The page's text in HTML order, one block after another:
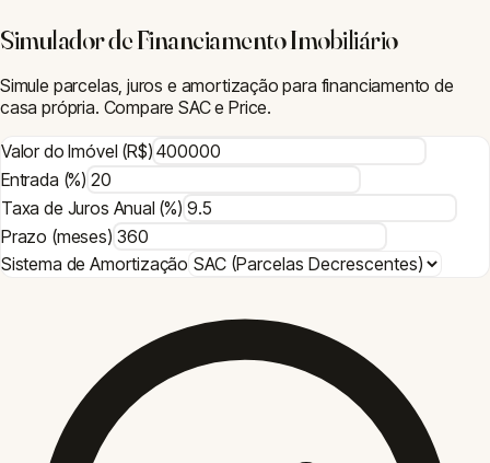
Simulador de Financiamento Imobiliário
Simule parcelas, juros e amortização para financiamento de
casa própria. Compare SAC e Price.
Valor do Imóvel (R$)
Entrada (%)
Taxa de Juros Anual (%)
Prazo (meses)
Sistema de Amortização